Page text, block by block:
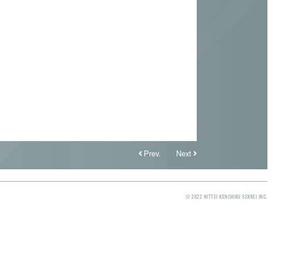
Prev. Next
© 2022 NITTEI KENCHIKU SEKKEI INC.